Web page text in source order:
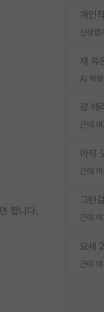
걍 애
합니다.